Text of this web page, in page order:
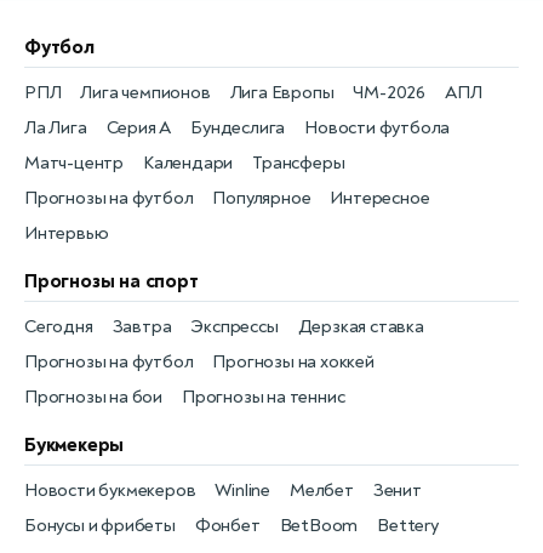
Футбол
Новости футбола
РПЛ
Матч-центр
Лига чемпионов
Календари
Лига Европы
Трансферы
ЧМ-2026
Прогнозы на футбол
АПЛ
Популярное
Ла Лига
Интересное
Серия А
Интервью
Бундеслига
Прогнозы на спорт
Прогнозы на футбол
Сегодня
Прогнозы на хоккей
Завтра
Прогнозы на бои
Экспрессы
Прогнозы на теннис
Дерзкая ставка
Букмекеры
Бонусы и фрибеты
Новости букмекеров
Фонбет
Winline
BetBoom
Мелбет
Bettery
Зенит